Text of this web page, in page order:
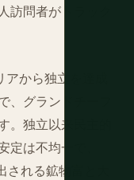
問者がトラック
から独立を達成
、グランドチーフ
独立以来民主的
は不均一で、
れる鉱物富と大